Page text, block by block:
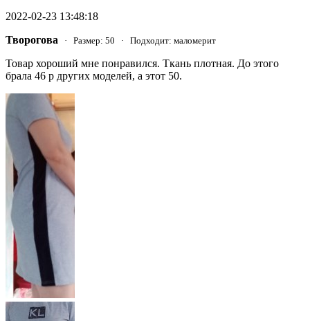
2022-02-23 13:48:18
Творогова · Размер: 50 · Подходит: маломерит
Товар хороший мне понравился. Ткань плотная. До этого
брала 46 р других моделей, а этот 50.